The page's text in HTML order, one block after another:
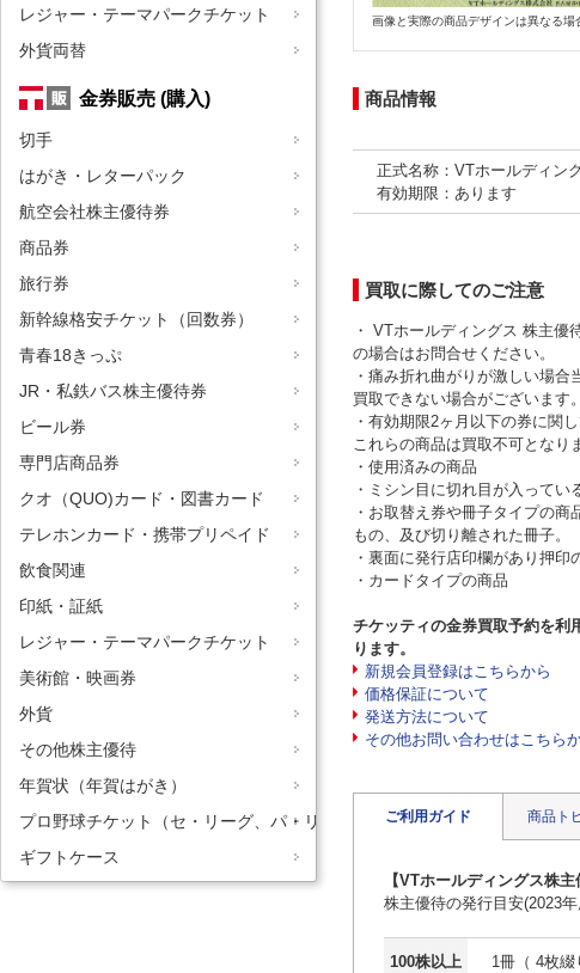
レジャー・テーマパークチケット
外貨両替
金券販売 (購入)
切手
はがき・レターパック
航空会社株主優待券
商品券
旅行券
新幹線格安チケット（回数券）
青春18きっぷ
JR・私鉄バス株主優待券
ビール券
専門店商品券
クオ（QUO)カード・図書カード
テレホンカード・携帯プリペイド
飲食関連
印紙・証紙
レジャー・テーマパークチケット
美術館・映画券
外貨
その他株主優待
年賀状（年賀はがき）
プロ野球チケット（セ・リーグ、パ・リーグ）
ギフトケース
画像と実際の商品デザインは異なる場
商品情報
正式名称：VTホールディン
有効期限：あります
買取に際してのご注意
・ VTホールディングス 株主優
の場合はお問合せください。
・痛み折れ曲がりが激しい場
買取できない場合がございます。
・有効期限2ヶ月以下の券に関
これらの商品は買取不可となり
・使用済みの商品
・ミシン目に切れ目が入ってい
・お取替え券や冊子タイプの
もの、及び切り離された冊子。
・裏面に発行店印欄があり押印
・カードタイプの商品
チケッティの金券買取予約を利
ります。
新規会員登録はこちらから
価格保証について
発送方法について
その他お問い合わせはこちら
ご利用ガイド 商品ト
【VTホールディングス株
株主優待の発行目安(2023
100株以上
1冊（ 4枚綴